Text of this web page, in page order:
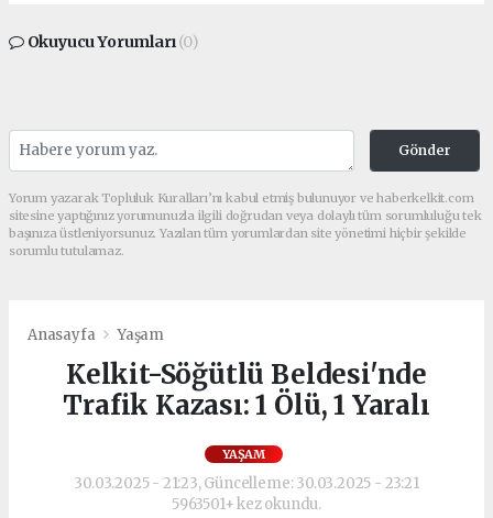
Okuyucu Yorumları(0)
Gönder
Yorum yazarak Topluluk Kuralları’nı kabul etmiş bulunuyor ve haberkelkit.com
sitesine yaptığınız yorumunuzla ilgili doğrudan veya dolaylı tüm sorumluluğu tek
başınıza üstleniyorsunuz. Yazılan tüm yorumlardan site yönetimi hiçbir şekilde
sorumlu tutulamaz.
Anasayfa Yaşam
Kelkit-Söğütlü Beldesi'nde
Trafik Kazası: 1 Ölü, 1 Yaralı
YAŞAM
30.03.2025 - 21:23, Güncelleme: 30.03.2025 - 23:21
5963501+ kez okundu.